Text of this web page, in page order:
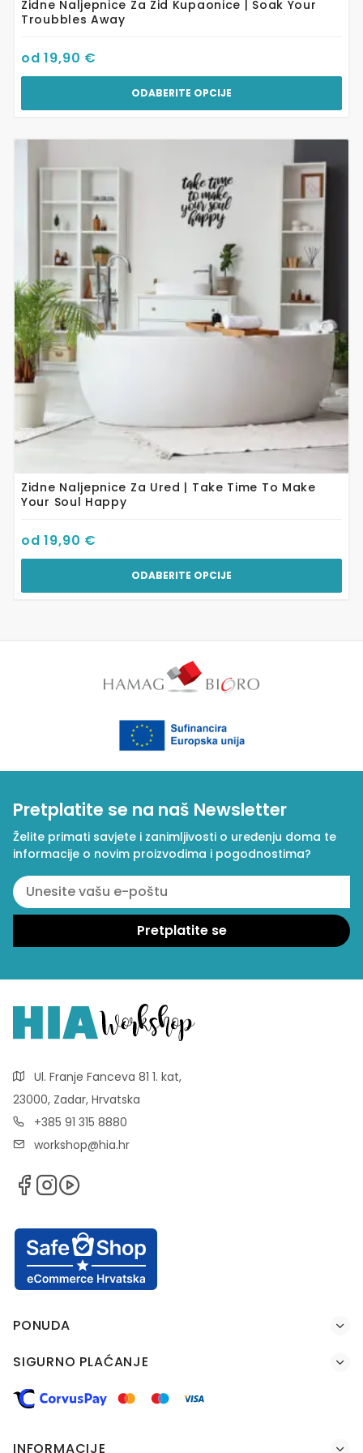
Zidne Naljepnice Za Zid Kupaonice | Soak Your
Troubbles Away
od19,90 €
ODABERITE OPCIJE
Zidne Naljepnice Za Ured | Take Time To Make
Your Soul Happy
od19,90 €
ODABERITE OPCIJE
proizvod
više
varijanti.
Opcije
mogu
odabrati
na
stranici
proizvoda
Pretplatite se na naš Newsletter
Želite primati savjete i zanimljivosti o uređenju doma te
informacije o novim proizvodima i pogodnostima?
Ul. Franje Fanceva 81 1. kat,
23000, Zadar, Hrvatska
+385 91 315 8880
workshop@hia.hr
PONUDA
SIGURNO PLAĆANJE
INFORMACIJE